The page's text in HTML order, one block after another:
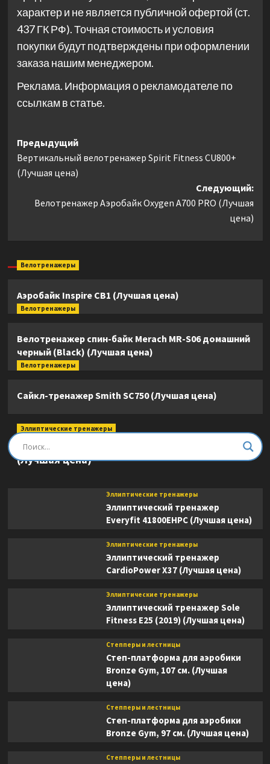
характер и не является публичной офертой (ст.
437 ГК РФ). Точная стоимость и условия
покупки будут подтверждены при оформлении
заказа нашим менеджером.
Реклама. Информация о рекламодателе по
ссылкам в статье.
Навигация
записи
Предыдущий
Вертикальный велотренажер Spirit Fitness CU800+
(Лучшая цена)
Следующий:
Велотренажер Аэробайк Oxygen A700 PRO (Лучшая
цена)
Велотренажеры
Аэробайк Inspire CB1 (Лучшая цена)
Велотренажеры
Велотренажер спин-байк Merach MR-S06 домашний
черный (Black) (Лучшая цена)
Велотренажеры
Сайкл-тренажер Smith SC750 (Лучшая цена)
Эллиптические тренажеры
Эллиптический тренажер DFC E8745T
(Лучшая цена)
Эллиптические тренажеры
Эллиптический тренажер
Everyfit 41800EHPC (Лучшая цена)
Эллиптические тренажеры
Эллиптический тренажер
CardioPower X37 (Лучшая цена)
Эллиптические тренажеры
Эллиптический тренажер Sole
Fitness E25 (2019) (Лучшая цена)
Степперы и лестницы
Степ-платформа для аэробики
Bronze Gym, 107 см. (Лучшая
цена)
Степперы и лестницы
Степ-платформа для аэробики
Bronze Gym, 97 см. (Лучшая цена)
Степперы и лестницы